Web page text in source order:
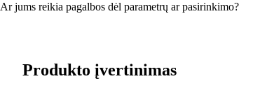
Ar jums reikia pagalbos dėl parametrų ar pasirinkimo?
Produkto įvertinimas